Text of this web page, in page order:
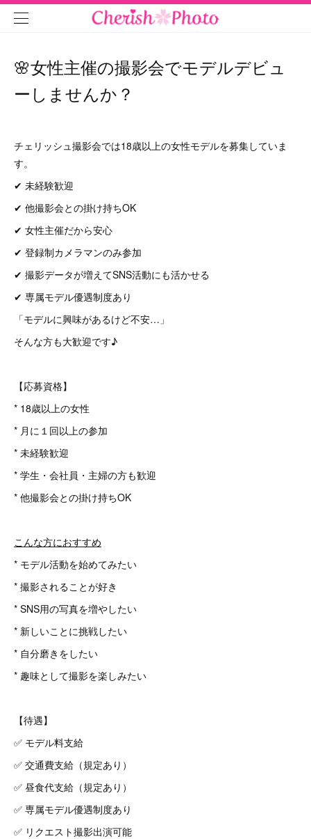
🌸女性主催の撮影会でモデルデビュ
ーしませんか？
チェリッシュ撮影会では18歳以上の女性モデルを募集していま
す。
✔ 未経験歓迎
✔ 他撮影会との掛け持ちOK
✔ 女性主催だから安心
✔ 登録制カメラマンのみ参加
✔ 撮影データが増えてSNS活動にも活かせる
✔ 専属モデル優遇制度あり
「モデルに興味があるけど不安…」
そんな方も大歓迎です♪
【応募資格】
* 18歳以上の女性
* 月に１回以上の参加
* 未経験歓迎
* 学生・会社員・主婦の方も歓迎
* 他撮影会との掛け持ちOK
こんな方におすすめ
* モデル活動を始めてみたい
* 撮影されることが好き
* SNS用の写真を増やしたい
* 新しいことに挑戦したい
* 自分磨きをしたい
* 趣味として撮影を楽しみたい
【待遇】
✅ モデル料支給
✅ 交通費支給（規定あり）
✅ 昼食代支給（規定あり）
✅ 専属モデル優遇制度あり
✅ リクエスト撮影出演可能